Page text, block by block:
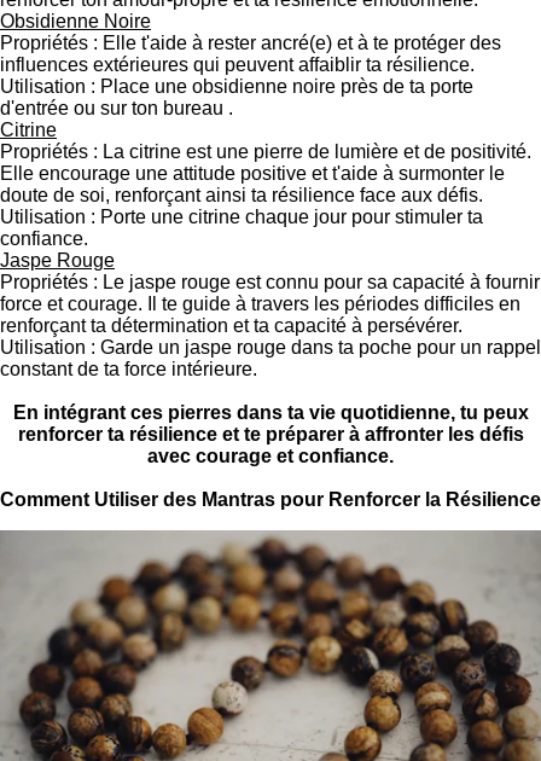
Obsidienne Noire
Propriétés : Elle t'aide à rester ancré(e) et à te protéger des
influences extérieures qui peuvent affaiblir ta résilience.
Utilisation : Place une obsidienne noire près de ta porte
d'entrée ou sur ton bureau .
Citrine
Propriétés : La citrine est une pierre de lumière et de positivité.
Elle encourage une attitude positive et t'aide à surmonter le
doute de soi, renforçant ainsi ta résilience face aux défis.
Utilisation : Porte une citrine chaque jour pour stimuler ta
confiance.
Jaspe Rouge
Propriétés : Le jaspe rouge est connu pour sa capacité à fournir
force et courage. Il te guide à travers les périodes difficiles en
renforçant ta détermination et ta capacité à persévérer.
Utilisation : Garde un jaspe rouge dans ta poche pour un rappel
constant de ta force intérieure.
En intégrant ces pierres dans ta vie quotidienne, tu peux
renforcer ta résilience et te préparer à affronter les défis
avec courage et confiance.
Comment Utiliser des Mantras pour Renforcer la Résilience